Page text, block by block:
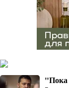
"Пока